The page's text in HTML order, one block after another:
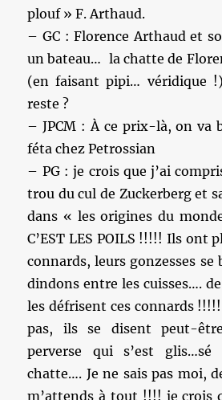
plouf » F. Arthaud.
– GC : Florence Arthaud et
un bateau… la chatte de
(en faisant pipi… véridique
reste ?
– JPCM : À ce prix-là, on va
féta chez Petrossian
– PG : je crois que j’ai
trou du cul de Zuckerberg et
dans « les origines du
C’EST LES POILS !!!!! Ils ont
connards, leurs gonzesses se
dindons entre les cuisses….
les défrisent ces connards
pas, ils se disent peut-
perverse qui s’est
chatte…. Je ne sais pas moi,
m’attends à tout !!!! je crois